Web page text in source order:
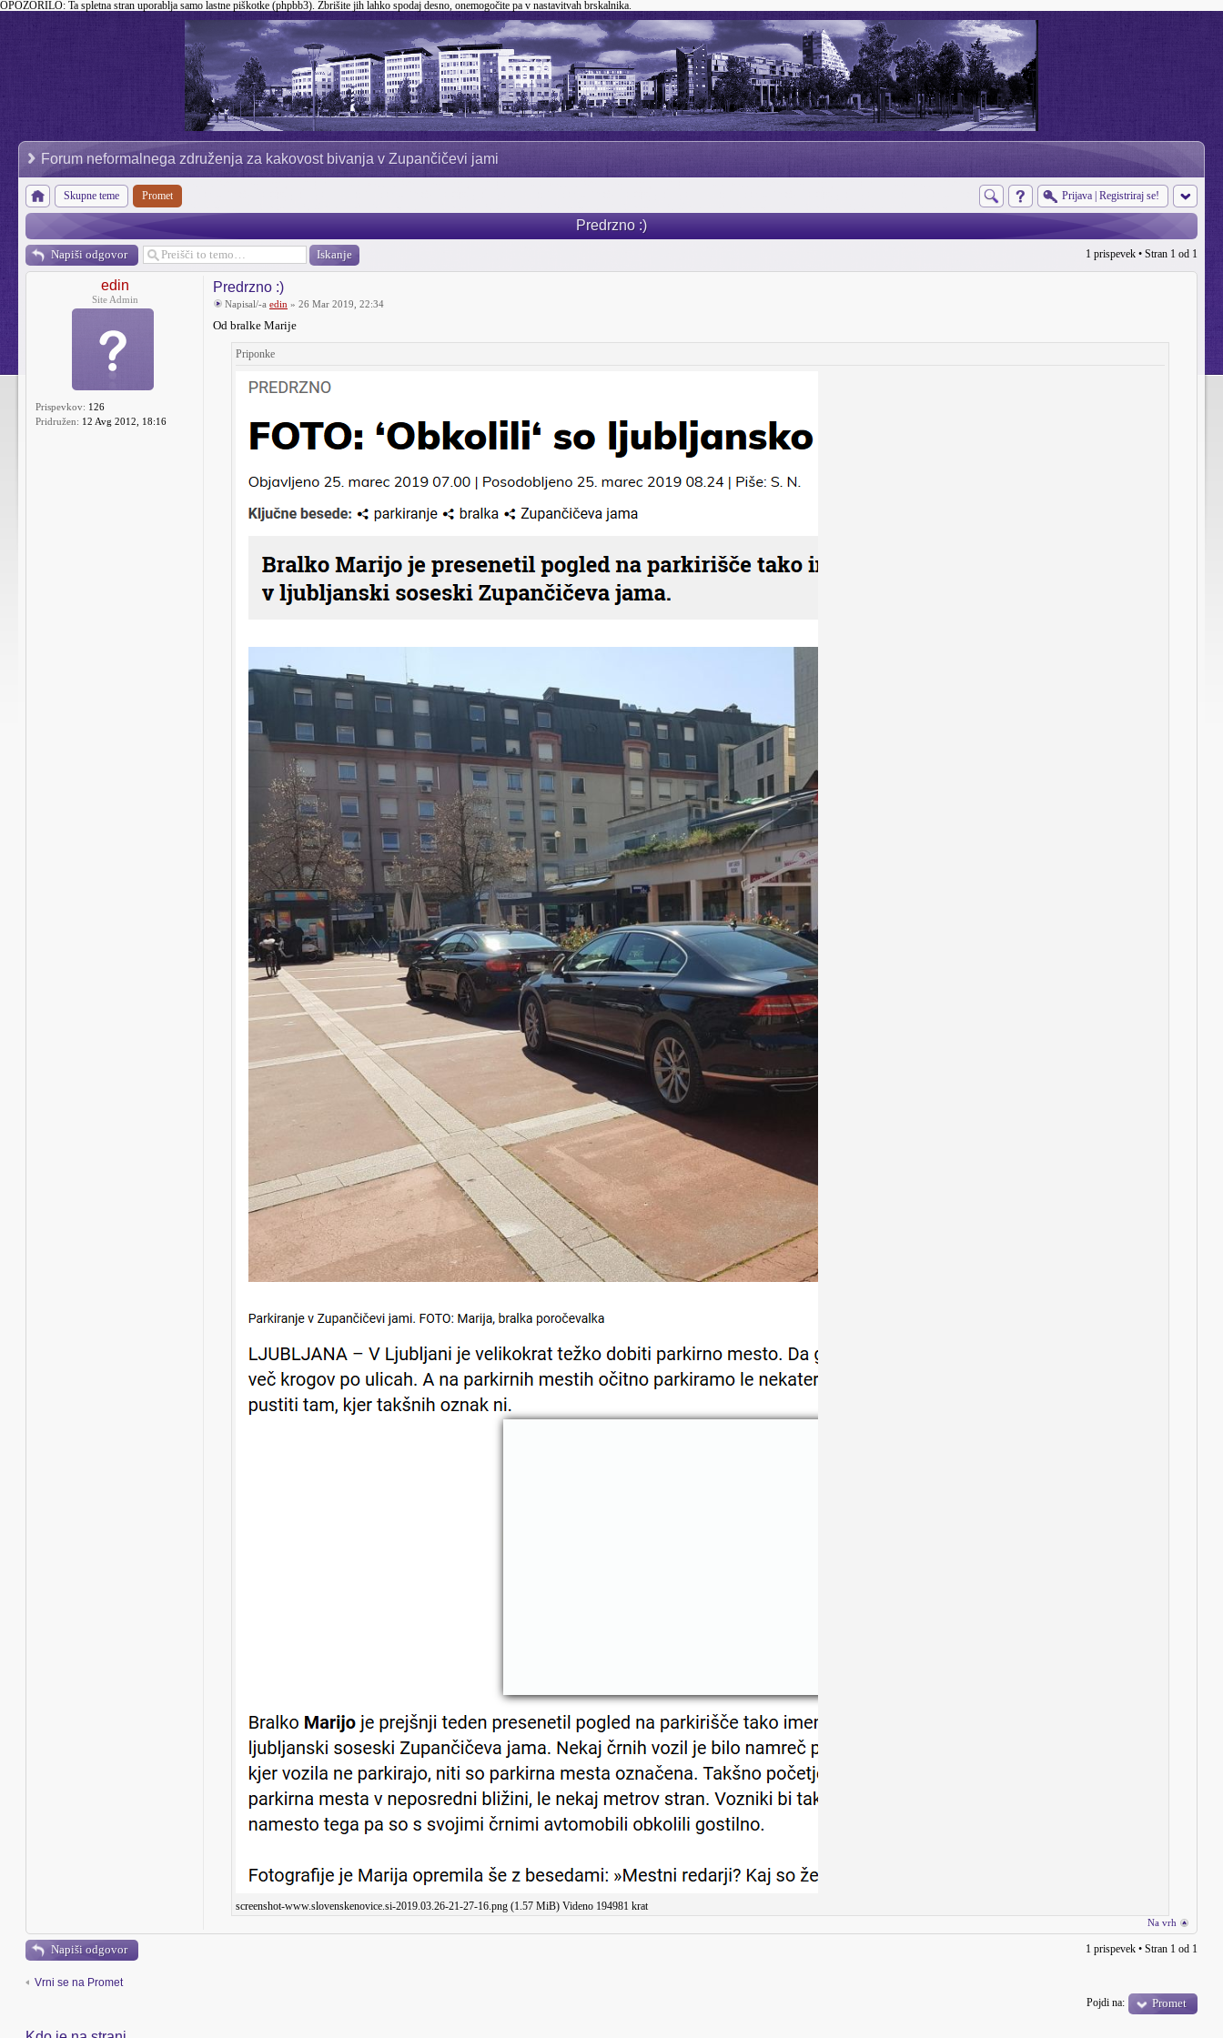
OPOZORILO: Ta spletna stran uporablja samo lastne piškotke (phpbb3). Zbrišite jih lahko spodaj desno, onemogočite pa v nastavitvah brskalnika.
Forum neformalnega združenja za kakovost bivanja v Zupančičevi jami
Skupne teme Promet Prijava Registriraj se!
Predrzno :)
Napiši odgovor 1 prispevek • Stran 1 od 1
edin
Site Admin
Prispevkov: 126
Pridružen: 12 Avg 2012, 18:16
Predrzno :)
Napisal/-a edin » 26 Mar 2019, 22:34
Od bralke Marije
Priponke
screenshot-www.slovenskenovice.si-2019.03.26-21-27-16.png (1.57 MiB) Videno 194981 krat
Na vrh
Napiši odgovor 1 prispevek • Stran 1 od 1
Vrni se na Promet
Pojdi na:
Promet